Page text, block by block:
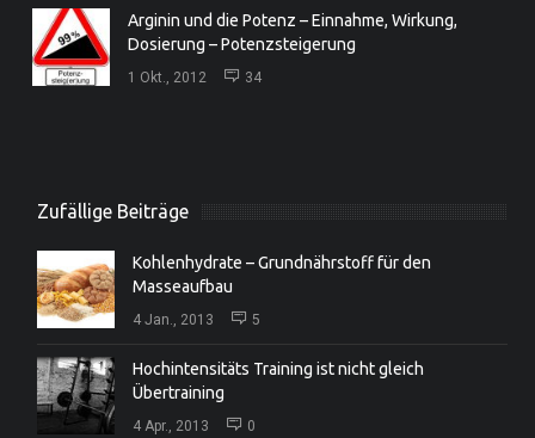
Arginin und die Potenz – Einnahme, Wirkung,
Dosierung – Potenzsteigerung
1 Okt., 2012 34
Zufällige Beiträge
Kohlenhydrate – Grundnährstoff für den
Masseaufbau
4 Jan., 2013 5
Hochintensitäts Training ist nicht gleich
Übertraining
4 Apr., 2013 0